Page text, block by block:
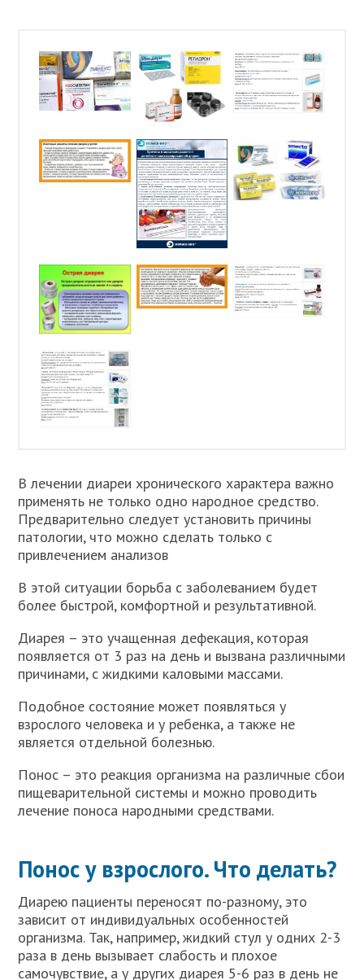
В лечении диареи хронического характера важно
применять не только одно народное средство.
Предварительно следует установить причины
патологии, что можно сделать только с
привлечением анализов
В этой ситуации борьба с заболеванием будет
более быстрой, комфортной и результативной.
Диарея – это учащенная дефекация, которая
появляется от 3 раз на день и вызвана различными
причинами, с жидкими каловыми массами.
Подобное состояние может появляться у
взрослого человека и у ребенка, а также не
является отдельной болезнью.
Понос – это реакция организма на различные сбои
пищеварительной системы и можно проводить
лечение поноса народными средствами.
Понос у взрослого. Что делать?
Диарею пациенты переносят по-разному, это
зависит от индивидуальных особенностей
организма. Так, например, жидкий стул у одних 2-3
раза в день вызывает слабость и плохое
самочувствие, а у других диарея 5-6 раз в день не